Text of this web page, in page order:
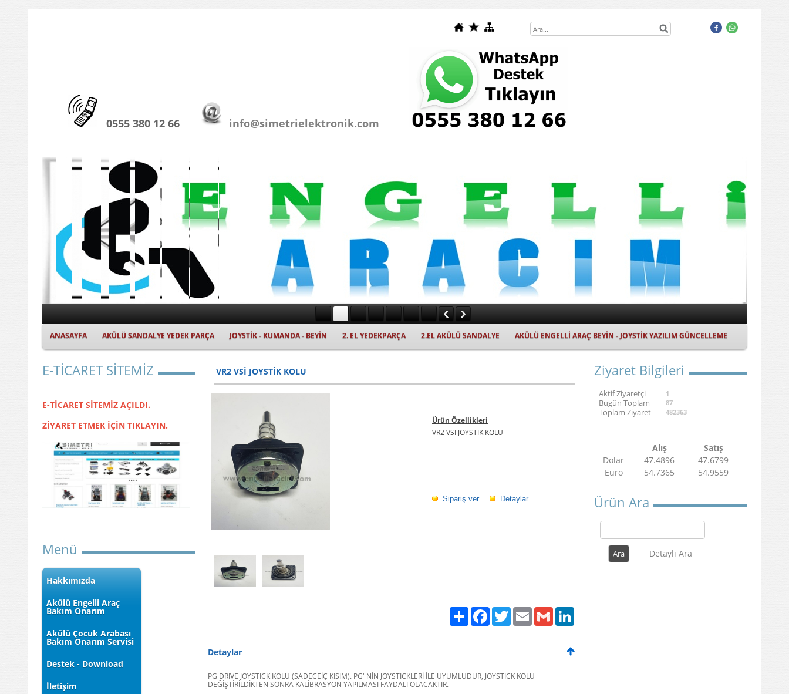
0555 380 12 66 info@simetrielektronik.com
ANASAYFA AKÜLÜ SANDALYE YEDEK PARÇA JOYSTİK - KUMANDA - BEYİN 2. EL YEDEKPARÇA 2.EL AKÜLÜ SANDALYE AKÜLÜ ENGELLİ ARAÇ BEYİN - JOYSTİK YAZILIM GÜNCELLEME
E-TİCARET SİTEMİZ
E-TİCARET SİTEMİZ AÇILDI.
ZİYARET ETMEK İÇİN TIKLAYIN.
Menü
Hakkımızda
Akülü Engelli Araç
Bakım Onarım
Akülü Çocuk Arabası
Bakım Onarım Servisi
Destek - Download
İletişim
VR2 VSİ JOYSTİK KOLU
Ürün Özellikleri
VR2 VSİ JOYSTİK KOLU
Sipariş ver Detaylar
Paylaş FacebookTwitter Email Gmail
Detaylar
PG DRIVE JOYSTICK KOLU (SADECEİÇ KISIM). PG' NİN JOYSTICKLERİ İLE UYUMLUDUR, JOYSTICK KOLU
DEĞİŞTİRİLDİKTEN SONRA KALİBRASYON YAPILMASI FAYDALI OLACAKTIR.
Ziyaret Bilgileri
Aktif Ziyaretçi 1
Bugün Toplam 87
Toplam Ziyaret 482363
Alış
Satış
Dolar
47.4896
47.6799
Euro
54.7365 54.9559
Ürün Ara
Detaylı Ara